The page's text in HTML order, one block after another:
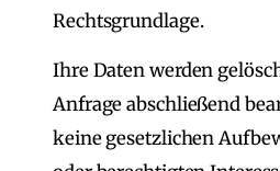
Rechtsgrundlage.
Ihre Daten werden
Anfrage abschließend
keine gesetzlichen